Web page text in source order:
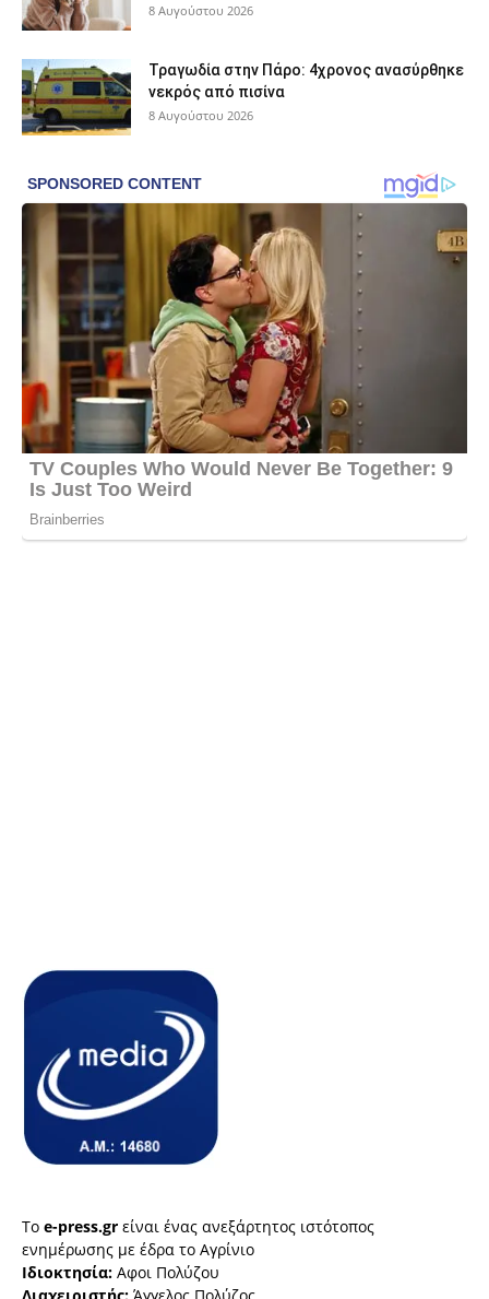
8 Αυγούστου 2026
Τραγωδία στην Πάρο: 4χρονος ανασύρθηκε
νεκρός από πισίνα
8 Αυγούστου 2026
Το e-press.gr είναι ένας ανεξάρτητος ιστότοπος
ενημέρωσης με έδρα το Αγρίνιο
Ιδιοκτησία: Αφοι Πολύζου
Διαχειριστής: Άγγελος Πολύζος